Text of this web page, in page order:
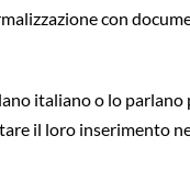
con
italiano o lo parlano
il loro inserimento